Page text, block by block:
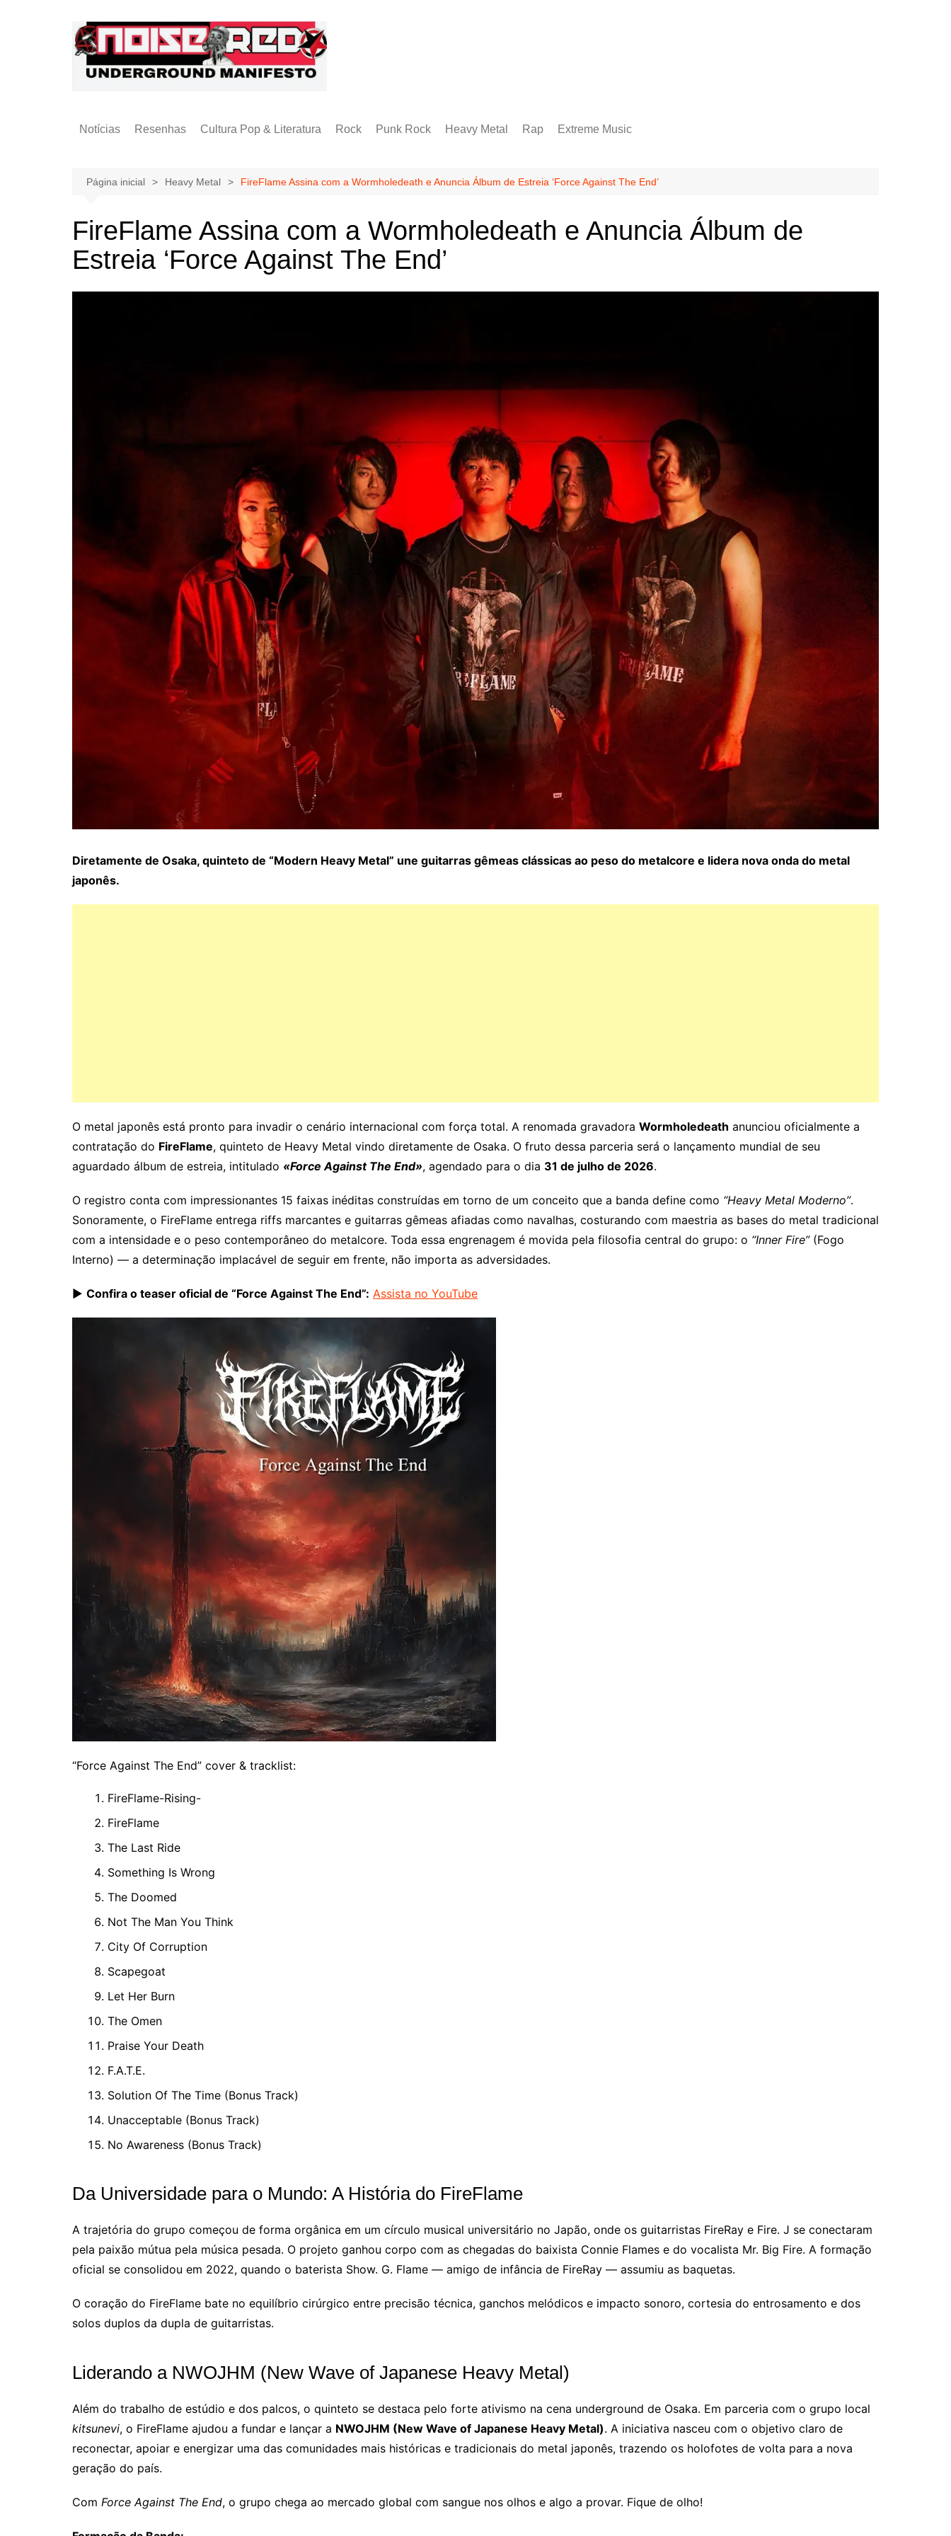
Notícias Resenhas Cultura Pop & Literatura Rock
Hard Rock
Punk Rock Heavy Metal
Groove Metal
Alternative Metal
Rap Extreme Music
RABM
Doom Metal
Página inicial Heavy Metal FireFlame Assina com a Wormholedeath e Anuncia Álbum de Estreia ‘Force Against The End’
FireFlame Assina com a Wormholedeath e Anuncia Álbum de
Estreia ‘Force Against The End’
Diretamente de Osaka, quinteto de “Modern Heavy Metal” une guitarras gêmeas clássicas ao peso do metalcore e lidera nova onda do metal
japonês.
O metal japonês está pronto para invadir o cenário internacional com força total. A renomada gravadora Wormholedeath anunciou oficialmente a
contratação do FireFlame, quinteto de Heavy Metal vindo diretamente de Osaka. O fruto dessa parceria será o lançamento mundial de seu
aguardado álbum de estreia, intitulado «Force Against The End», agendado para o dia 31 de julho de 2026.
O registro conta com impressionantes 15 faixas inéditas construídas em torno de um conceito que a banda define como “Heavy Metal Moderno”.
Sonoramente, o FireFlame entrega riffs marcantes e guitarras gêmeas afiadas como navalhas, costurando com maestria as bases do metal tradicional
com a intensidade e o peso contemporâneo do metalcore. Toda essa engrenagem é movida pela filosofia central do grupo: o “Inner Fire”(Fogo
Interno) — a determinação implacável de seguir em frente, não importa as adversidades.
▶️ Confira o teaser oficial de “Force Against The End”: Assista no YouTube
“Force Against The End” cover & tracklist:
FireFlame-Rising-
FireFlame
The Last Ride
Something Is Wrong
The Doomed
Not The Man You Think
City Of Corruption
Scapegoat
Let Her Burn
The Omen
Praise Your Death
F.A.T.E.
Solution Of The Time (Bonus Track)
Unacceptable (Bonus Track)
No Awareness (Bonus Track)
Da Universidade para o Mundo: A História do FireFlame
A trajetória do grupo começou de forma orgânica em um círculo musical universitário no Japão, onde os guitarristas FireRay e Fire. J se conectaram
pela paixão mútua pela música pesada. O projeto ganhou corpo com as chegadas do baixista Connie Flames e do vocalista Mr. Big Fire. A formação
oficial se consolidou em 2022, quando o baterista Show. G. Flame — amigo de infância de FireRay — assumiu as baquetas.
O coração do FireFlame bate no equilíbrio cirúrgico entre precisão técnica, ganchos melódicos e impacto sonoro, cortesia do entrosamento e dos
solos duplos da dupla de guitarristas.
Liderando a NWOJHM (New Wave of Japanese Heavy Metal)
Além do trabalho de estúdio e dos palcos, o quinteto se destaca pelo forte ativismo na cena underground de Osaka. Em parceria com o grupo local
kitsunevi, o FireFlame ajudou a fundar e lançar a NWOJHM (New Wave of Japanese Heavy Metal). A iniciativa nasceu com o objetivo claro de
reconectar, apoiar e energizar uma das comunidades mais históricas e tradicionais do metal japonês, trazendo os holofotes de volta para a nova
geração do país.
Com Force Against The End, o grupo chega ao mercado global com sangue nos olhos e algo a provar. Fique de olho!